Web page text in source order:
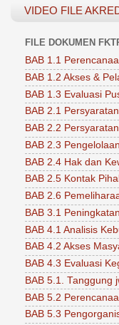
VIDEO FILE
FILE DOKUMEN
BAB 1.1
BAB 1.2 Akses &
BAB 1.3 Evaluasi
BAB 2.1
BAB 2.2
BAB 2.3
BAB 2.4 Hak dan
BAB 2.5 Kontak
BAB 2.6
BAB 3.1
BAB 4.1 Analisis
BAB 4.2 Akses
BAB 4.3 Evaluasi
BAB 5.1. Tanggung
BAB 5.2
BAB 5.3